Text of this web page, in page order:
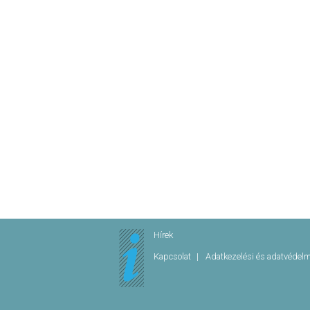
Hírek
Kapcsolat Adatkezelési és